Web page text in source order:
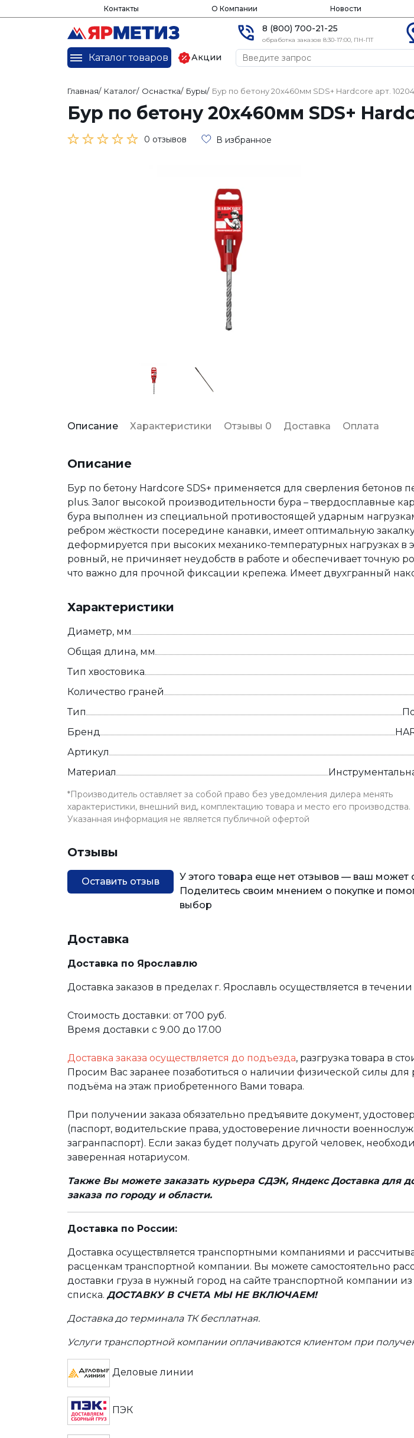
Контакты О Компании Новости
8 (800) 700-21-25
обработка заказов 8:30-17:00, ПН-ПТ
Каталог товаров Акции
Главная/ Каталог/ Оснастка/ Буры/ Бур по бетону 20х460мм SDS+ Hardcore арт.
Бур по бетону 20х460мм SDS+
0 отзывов В избранное
Описание Характеристики Отзывы 0 Доставка Оплата
Описание
Бур по бетону Hardcore SDS+ применяется для сверления бетонов
plus. Залог высокой производительности бура – твердосплавные
бура выполнен из специальной противостоящей ударным
ребром жёсткости посередине канавки, имеет оптимальную
деформируется при высоких механико-температурных нагрузках в
ровный, не причиняет неудобств в работе и обеспечивает точную
что важно для прочной фиксации крепежа. Имеет двухгранный
Характеристики
Диаметр, мм
Общая длина, мм
Тип хвостовика
Количество граней
Тип
Бренд
Артикул
Материал
*Производитель оставляет за собой право без уведомления дилера менять
характеристики, внешний вид, комплектацию товара и место его производства.
Указанная информация не является публичной офертой
Отзывы
Оставить отзыв
У этого товара еще нет отзывов — ваш может
Поделитесь своим мнением о покупке и
выбор
Доставка
Доставка по Ярославлю
Доставка заказов в пределах г. Ярославль осуществляется в
Стоимость доставки: от 700 руб.
Время доставки с 9.00 до 17.00
Доставка заказа осуществляется до подъезда, разгрузка товара в
Просим Вас заранее позаботиться о наличии физической силы для
подъёма на этаж приобретенного Вами товара.
При получении заказа обязательно предъявите документ,
(паспорт, водительские права, удостоверение личности
загранпаспорт). Если заказ будет получать другой человек,
заверенная нотариусом.
Также Вы можете заказать курьера СДЭК, Яндекс Доставка для
заказа по городу и области.
Доставка по России:
Доставка осуществляется транспортными компаниями и
расценкам транспортной компании. Вы можете самостоятельно
доставки груза в нужный город на сайте транспортной компании из
списка. ДОСТАВКУ В СЧЕТА МЫ НЕ ВКЛЮЧАЕМ!
Доставка до терминала ТК бесплатная.
Услуги транспортной компании оплачиваются клиентом при
Деловые линии
ПЭК